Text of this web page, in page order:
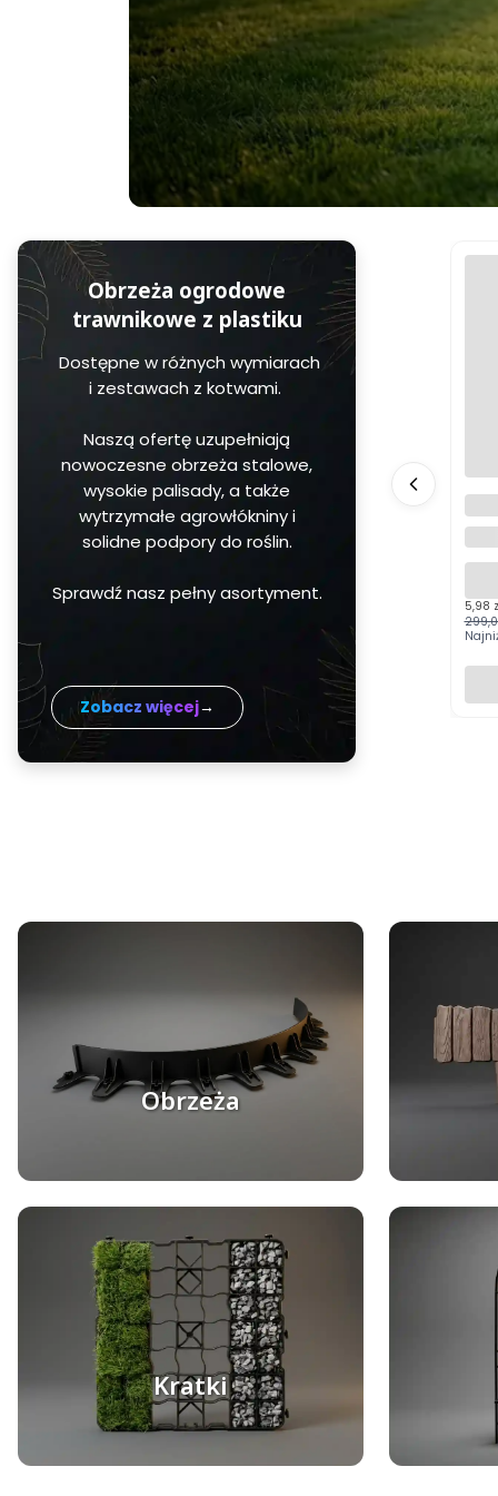
Obrzeża ogrodowe
trawnikowe z plastiku
Dostępne w różnych wymiarach
i zestawach z kotwami.
Naszą ofertę uzupełniają
nowoczesne obrzeża stalowe,
wysokie palisady, a także
wytrzymałe agrowłókniny i
solidne podpory do roślin.
Sprawdź nasz pełny asortyment.
Zobacz więcej→
Cena
5,98
Obrzeża
Kratki